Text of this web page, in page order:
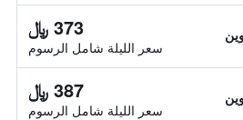
373 ﷼
سعر الليلة شامل الرسوم
387 ﷼
سعر الليلة شامل الرسوم